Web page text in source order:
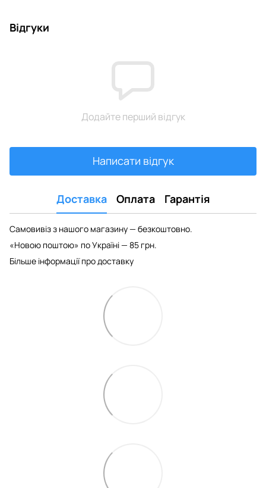
Відгуки
Додайте перший відгук
Написати відгук
Доставка Оплата Гарантія
Самовивіз з нашого магазину — безкоштовно.
«Новою поштою» по Україні — 85 грн.
Більше інформації про доставку